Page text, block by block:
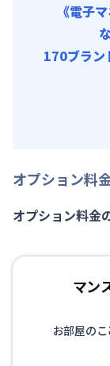
《電子
170ブラン
オプション料
オプション料金
マン
お部屋の